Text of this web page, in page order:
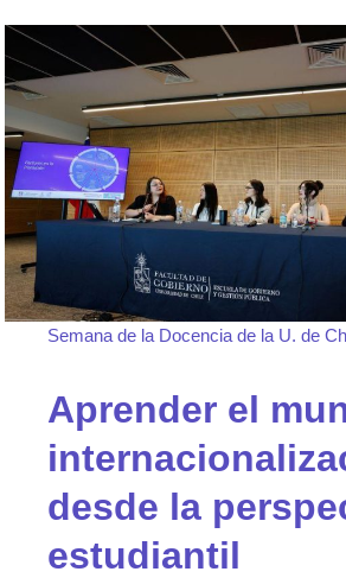
Semana de la Docencia de la U. de
Aprender el
desde la
estudiantil